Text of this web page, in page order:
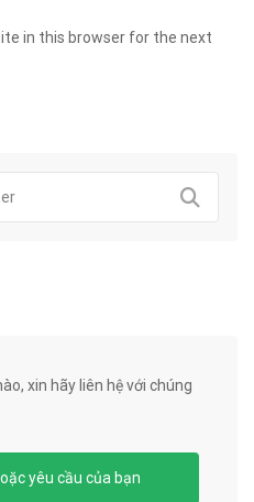
in this browser for the next
xin hãy liên hệ với chúng
yêu cầu của bạn